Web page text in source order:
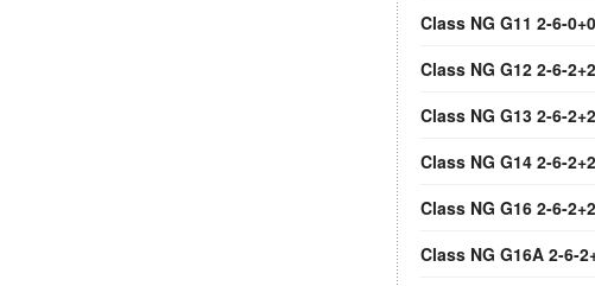
Class NG G11 2-6-
Class NG G12 2-6-
Class NG G13 2-6-
Class NG G14 2-6-
Class NG G16 2-6-
Class NG G16A 2-6-